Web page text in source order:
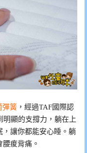
彈簧 ，經過TAF國際認
明顯的支撐力，躺在上
讓你都能安心睡。躺
痠背痛。